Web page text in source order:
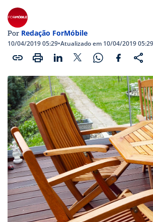
Por Redação ForMóbile
10/04/2019 05:29•Atualizado em 10/04/2019 05:29